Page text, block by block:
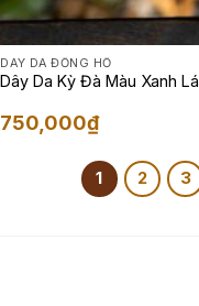
DÂY DA ĐỒNG HỒ
Dây Da Kỳ Đà Màu Xanh Lá
750,000₫
1 2 3